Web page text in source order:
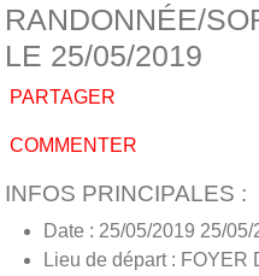
RANDONNÉE/
LE 25/05/2019
PARTAGER
COMMENTER
INFOS PRINCIPALES :
Date : 25/05/2019 25/05/
Lieu de départ : FOYER